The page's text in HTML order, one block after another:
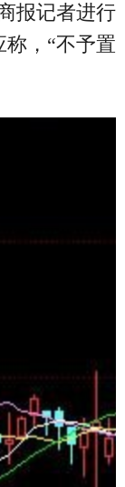
报记者进行
，“不予置